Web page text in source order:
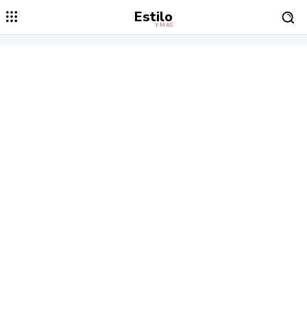
Estilo
Y MÁS